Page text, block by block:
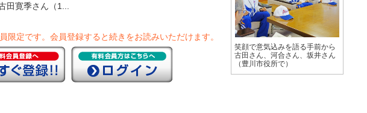
田寛季さん（1...
限定です。 会員登録すると続きをお読みいただけます。
笑顔で意気込みを語る手前から
古田さん、河合さん、坂井さん
（豊川市役所で）